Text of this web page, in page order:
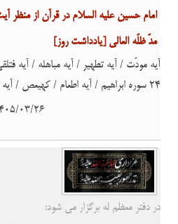
امام حسین علیه السلام در قرآن از منظر
مدّ ظلّه العالی [یادداشت روز]
03/26
در دفتر معظم له برگزار می شود: